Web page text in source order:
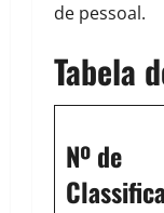
de pessoal.
Tabela
Nº de